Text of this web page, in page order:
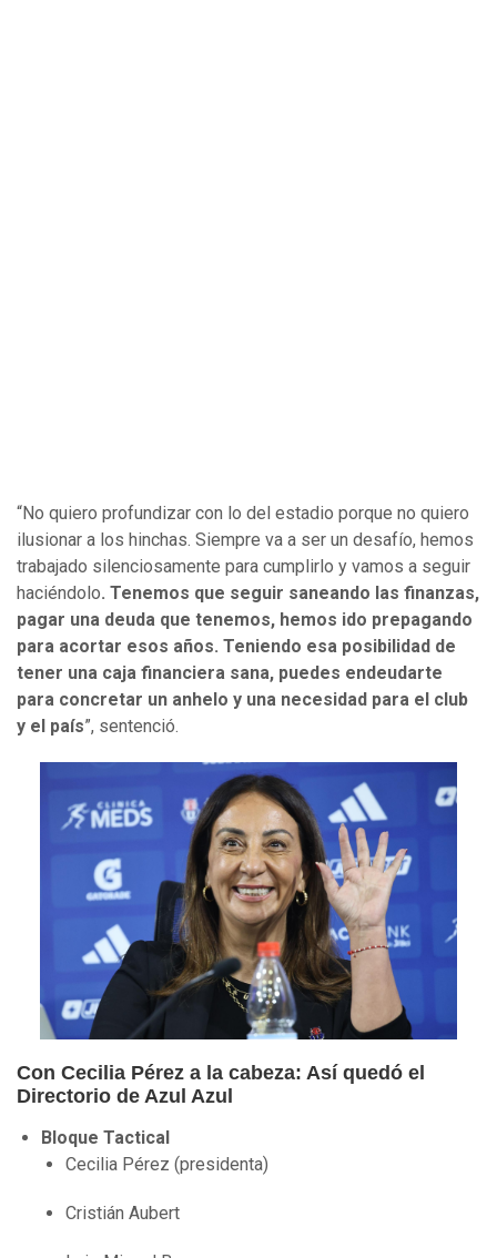
“No quiero profundizar con lo del estadio porque no quiero
ilusionar a los hinchas. Siempre va a ser un desafío, hemos
trabajado silenciosamente para cumplirlo y vamos a seguir
haciéndolo. Tenemos que seguir saneando las finanzas,
pagar una deuda que tenemos, hemos ido prepagando
para acortar esos años. Teniendo esa posibilidad de
tener una caja financiera sana, puedes endeudarte
para concretar un anhelo y una necesidad para el club
y el país”, sentenció.
Con Cecilia Pérez a la cabeza: Así quedó el
Directorio de Azul Azul
Bloque Tactical
Cecilia Pérez (presidenta)
Cristián Aubert